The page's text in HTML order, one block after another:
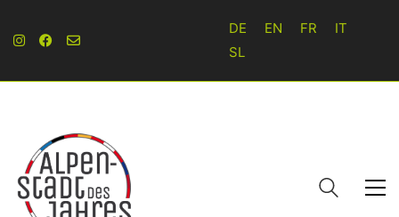
DE EN FR
IT
SL